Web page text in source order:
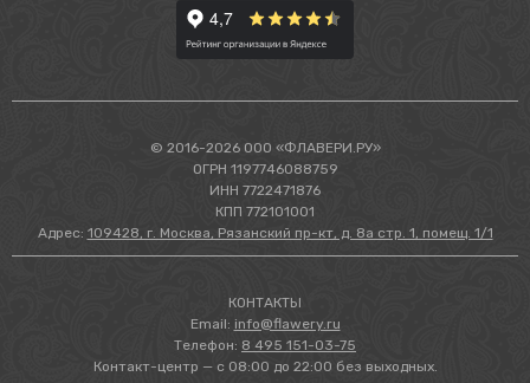
© 2016-2026 ООО «ФЛАВЕРИ.РУ»
ОГРН 1197746088759
ИНН 7722471876
КПП 772101001
Адрес: 109428, г. Москва, Рязанский пр-кт, д. 8а стр. 1, помещ. 1/1
КОНТАКТЫ
Email: info@flawery.ru
Телефон: 8 495 151-03-75
Контакт-центр — с 08:00 до 22:00 без выходных.